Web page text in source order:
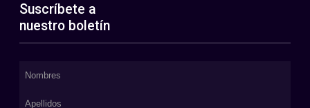
Suscríbete a
nuestro boletín